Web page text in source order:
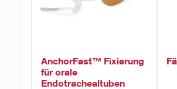
AnchorFast™ Fixierung
für orale
Endotrachealtuben